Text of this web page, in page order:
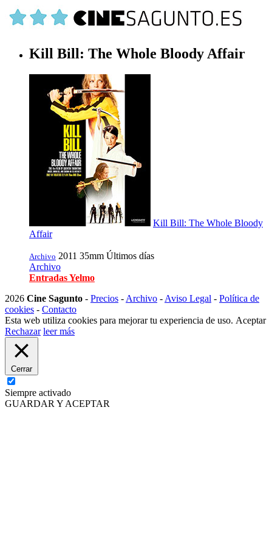
Kill Bill: The Whole Bloody Affair
Kill Bill: The Whole Bloody
Affair
Archivo 2011 35mm Últimos días
Archivo
Entradas Yelmo
2026 Cine Sagunto - Precios - Archivo - Aviso Legal - Política de
cookies - Contacto
Esta web utiliza cookies para mejorar tu experiencia de uso. Aceptar
Rechazar leer más
Cerrar
Siempre activado
GUARDAR Y ACEPTAR